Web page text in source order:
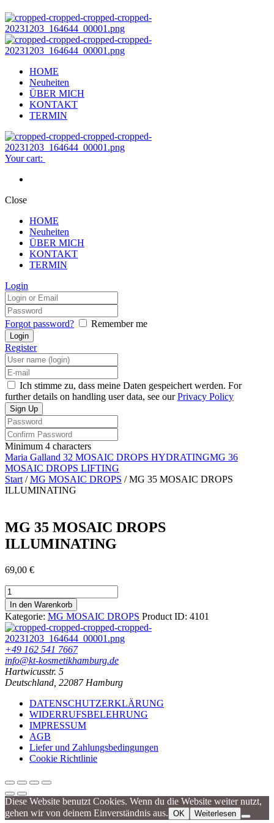
HOME
Neuheiten
ÜBER MICH
KONTAKT
TERMIN
Your cart:
Close
HOME
Neuheiten
ÜBER MICH
KONTAKT
TERMIN
Login
Forgot password? Remember me
Register
Ich stimme zu, dass meine Daten gespeichert werden. For
further details on handling user data, see ourPrivacy Policy
Minimum 4 characters
Maria Galland 32 MOSAIC DROPS HYDRATINGMG 36
MOSAIC DROPS LIFTING
Start /MG MOSAIC DROPS / MG 35 MOSAIC DROPS
ILLUMINATING
MG 35 MOSAIC DROPS
ILLUMINATING
69,00 €
MG
35
MOSAIC
DROPS
ILLUMINATING
Menge
In den Warenkorb
Kategorie: MG MOSAIC DROPS Product ID: 4101
+49 162 541 7667
info@kt-kosmetikhamburg.de
Hartwicusstr. 5
Deutschland, 22087 Hamburg
DATENSCHUTZERKLÄRUNG
WIDERRUFSBELEHRUNG
IMPRESSUM
AGB
Liefer und Zahlungsbedingungen
Cookie Richtlinie
Diese Website benutzt Cookies. Wenn du die Website weiter nutzt,
gehen wir von deinem Einverständnis aus. OK Weiterlesen